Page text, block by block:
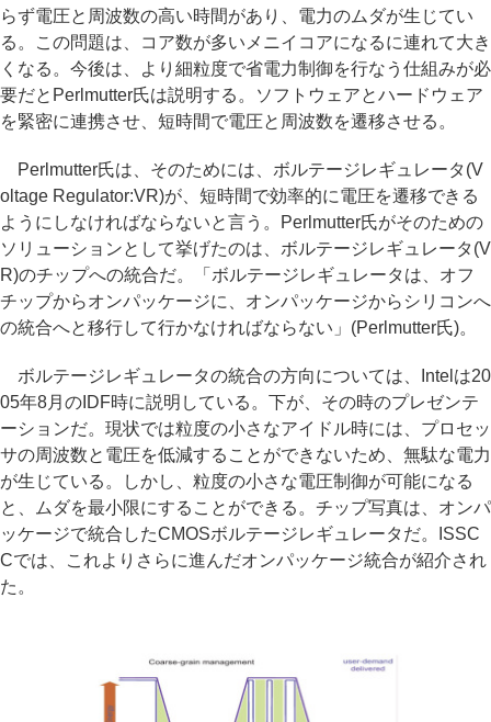
らず電圧と周波数の高い時間があり、電力のムダが生じてい
る。この問題は、コア数が多いメニイコアになるに連れて大き
くなる。今後は、より細粒度で省電力制御を行なう仕組みが必
要だとPerlmutter氏は説明する。ソフトウェアとハードウェア
を緊密に連携させ、短時間で電圧と周波数を遷移させる。
Perlmutter氏は、そのためには、ボルテージレギュレータ(V
oltage Regulator:VR)が、短時間で効率的に電圧を遷移できる
ようにしなければならないと言う。Perlmutter氏がそのための
ソリューションとして挙げたのは、ボルテージレギュレータ(V
R)のチップへの統合だ。「ボルテージレギュレータは、オフ
チップからオンパッケージに、オンパッケージからシリコンへ
の統合へと移行して行かなければならない」(Perlmutter氏)。
ボルテージレギュレータの統合の方向については、Intelは20
05年8月のIDF時に説明している。下が、その時のプレゼンテ
ーションだ。現状では粒度の小さなアイドル時には、プロセッ
サの周波数と電圧を低減することができないため、無駄な電力
が生じている。しかし、粒度の小さな電圧制御が可能になる
と、ムダを最小限にすることができる。チップ写真は、オンパ
ッケージで統合したCMOSボルテージレギュレータだ。ISSC
Cでは、これよりさらに進んだオンパッケージ統合が紹介され
た。